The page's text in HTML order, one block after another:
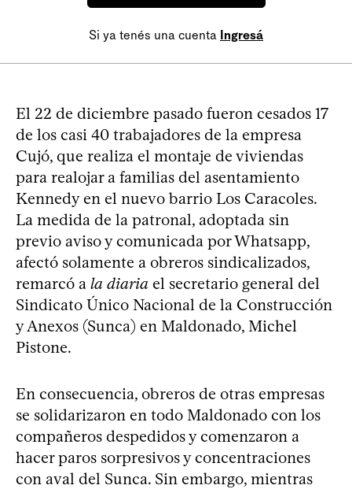
Si ya tenés una cuenta Ingresá
El 22 de diciembre pasado fueron cesados 17
de los casi 40 trabajadores de la empresa
Cujó, que realiza el montaje de viviendas
para realojar a familias del asentamiento
Kennedy en el nuevo barrio Los Caracoles.
La medida de la patronal, adoptada sin
previo aviso y comunicada por Whatsapp,
afectó solamente a obreros sindicalizados,
remarcó a la diaria el secretario general del
Sindicato Único Nacional de la Construcción
y Anexos (Sunca) en Maldonado, Michel
Pistone.
En consecuencia, obreros de otras empresas
se solidarizaron en todo Maldonado con los
compañeros despedidos y comenzaron a
hacer paros sorpresivos y concentraciones
con aval del Sunca. Sin embargo, mientras